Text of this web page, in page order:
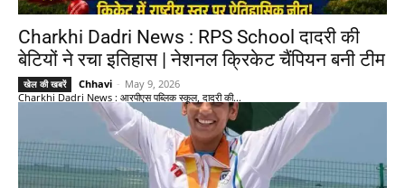
Charkhi Dadri News : RPS School दादरी की
बेटियों ने रचा इतिहास | नेशनल क्रिकेट चैंपियन बनी टीम
खेल की खबरें Chhavi - May 9, 2026
Charkhi Dadri News : आरपीएस पब्लिक स्कूल, दादरी की...